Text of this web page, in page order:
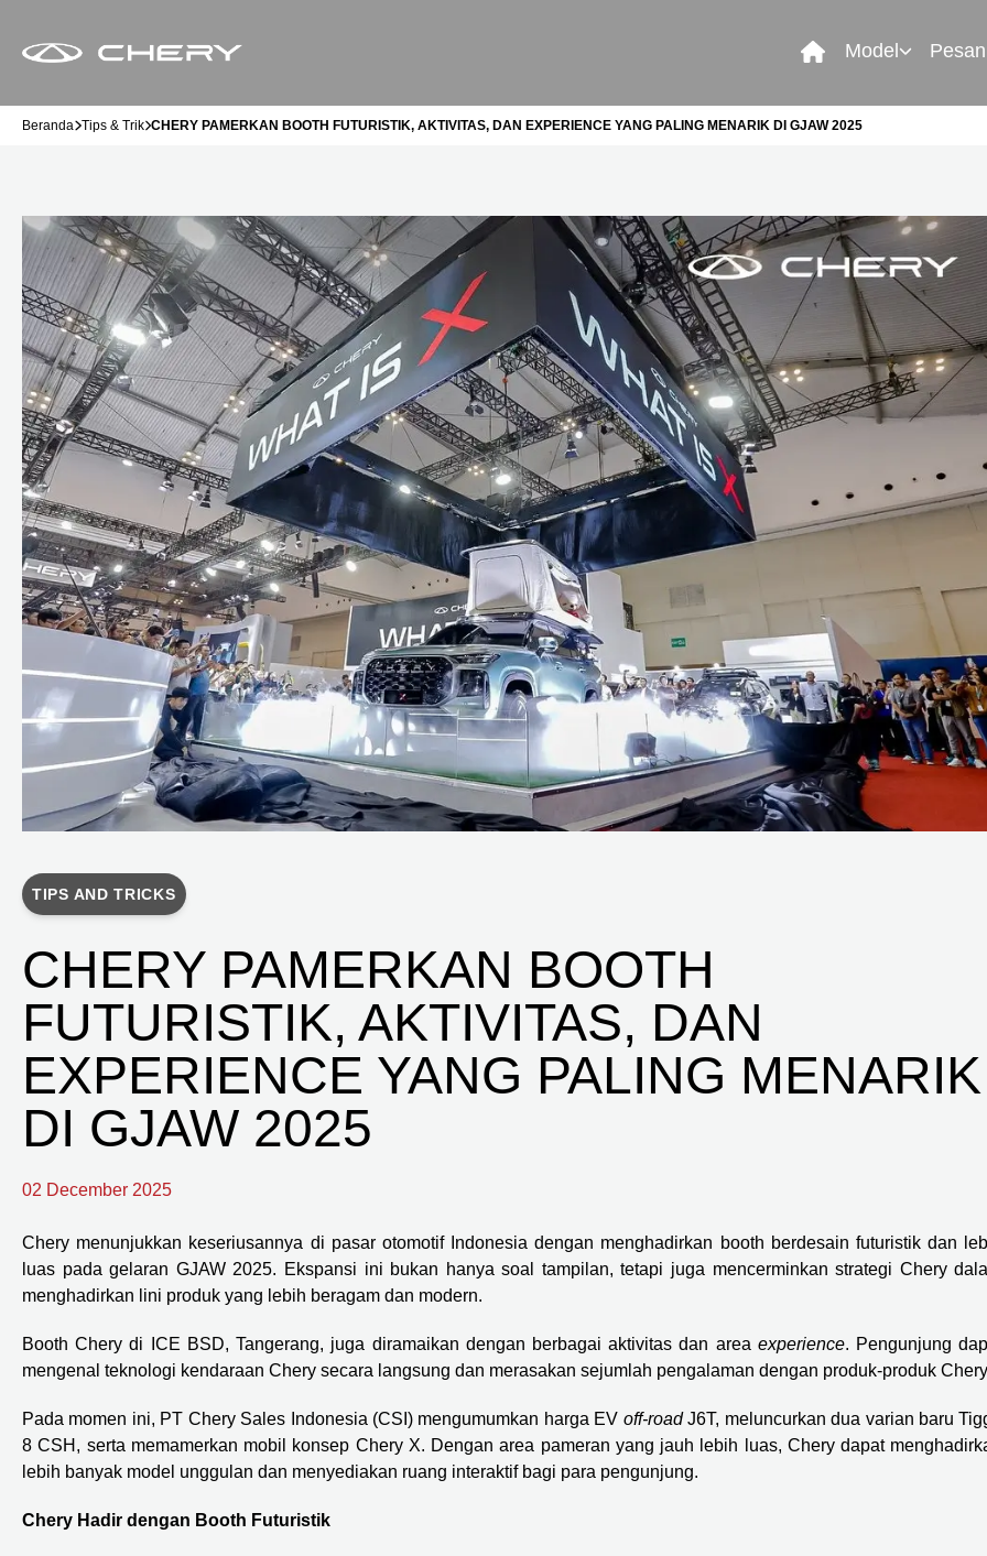
Model
Beranda Tips & Trik CHERY PAMERKAN BOOTH FUTURISTIK, AKTIVITAS, DAN EXPERIENCE YANG PALING MENARIK DI GJAW 2025
TIPS AND TRICKS
CHERY PAMERKAN BOOTH
FUTURISTIK, AKTIVITAS, DAN
EXPERIENCE YANG PALING MENARIK
DI GJAW 2025
02 December 2025
Chery menunjukkan keseriusannya di pasar otomotif Indonesia dengan menghadirkan booth berdesain futuristik dan
luas pada gelaran GJAW 2025. Ekspansi ini bukan hanya soal tampilan, tetapi juga mencerminkan strategi Chery
menghadirkan lini produk yang lebih beragam dan modern.
Booth Chery di ICE BSD, Tangerang, juga diramaikan dengan berbagai aktivitas dan area experience. Pengunjung
mengenal teknologi kendaraan Chery secara langsung dan merasakan sejumlah pengalaman dengan produk-produk
Pada momen ini, PT Chery Sales Indonesia (CSI) mengumumkan harga EV off-roadJ6T, meluncurkan dua varian baru
8 CSH, serta memamerkan mobil konsep Chery X. Dengan area pameran yang jauh lebih luas, Chery dapat
lebih banyak model unggulan dan menyediakan ruang interaktif bagi para pengunjung.
Chery Hadir dengan Booth Futuristik